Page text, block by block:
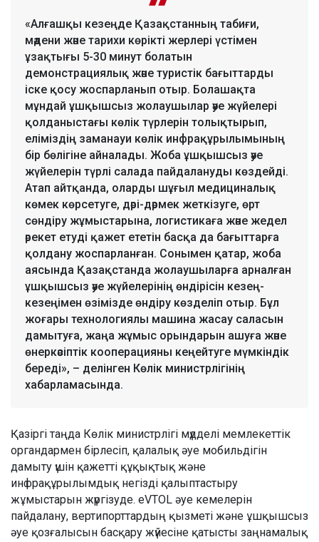
«Алғашқы кезеңде Қазақстанның табиғи,
мәдени және тарихи көрікті жерлері үстімен
ұзақтығы 5-30 минут болатын
демонстрациялық және туристік бағыттарды
іске қосу жоспарланып отыр. Болашақта
мұндай ұшқышсыз жолаушылар әуе жүйелері
қолданыстағы көлік түрлерін толықтырып,
еліміздің заманауи көлік инфрақұрылымының
бір бөлігіне айналады. Жоба ұшқышсыз әуе
жүйелерін түрлі салада пайдалануды көздейді.
Атап айтқанда, оларды шұғыл медициналық
көмек көрсетуге, дәрі-дәрмек жеткізуге, өрт
сөндіру жұмыстарына, логистикаға және жедел
әрекет етуді қажет ететін басқа да бағыттарға
қолдану жоспарланған. Сонымен қатар, жоба
аясында Қазақстанда жолаушыларға арналған
ұшқышсыз әуе жүйелерінің өндірісін кезең-
кезеңімен өзімізде өндіру көзделіп отыр. Бұл
жоғары технологиялы машина жасау саласын
дамытуға, жаңа жұмыс орындарын ашуға және
өнеркәсіптік кооперацияны кеңейтуге мүмкіндік
береді», – делінген Көлік министрлігінің
хабарламасында.
Қазіргі таңда Көлік министрлігі мүдделі мемлекеттік
органдармен бірлесіп, қалалық әуе мобильдігін
дамыту үшін қажетті құқықтық және
инфрақұрылымдық негізді қалыптастыру
жұмыстарын жүргізуде. eVTOL әуе кемелерін
пайдалану, вертипорттардың қызметі және ұшқышсыз
әуе қозғалысын басқару жүйесіне қатысты заңнамалық